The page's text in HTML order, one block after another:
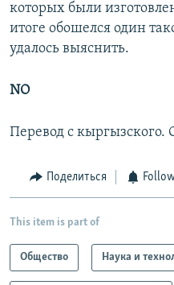
которых были
итоге обошелся один
удалось выяснить.
NO
Перевод с кыргызского.
Поделиться
This item is part of
Общество Наука и